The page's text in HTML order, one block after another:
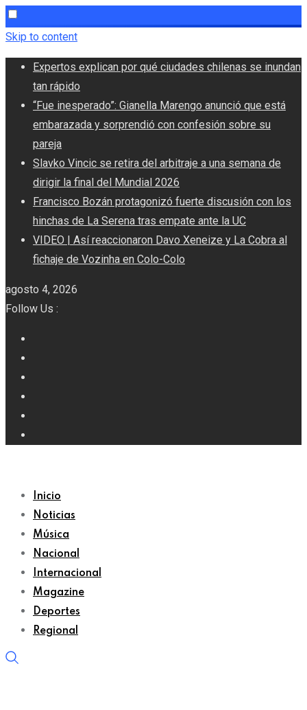
Skip to content
Expertos explican por qué ciudades chilenas se inundan
tan rápido
“Fue inesperado”: Gianella Marengo anunció que está
embarazada y sorprendió con confesión sobre su
pareja
Slavko Vincic se retira del arbitraje a una semana de
dirigir la final del Mundial 2026
Francisco Bozán protagonizó fuerte discusión con los
hinchas de La Serena tras empate ante la UC
VIDEO | Así reaccionaron Davo Xeneize y La Cobra al
fichaje de Vozinha en Colo-Colo
agosto 4, 2026
Follow Us :
Inicio
Noticias
Música
Nacional
Internacional
Magazine
Deportes
Regional